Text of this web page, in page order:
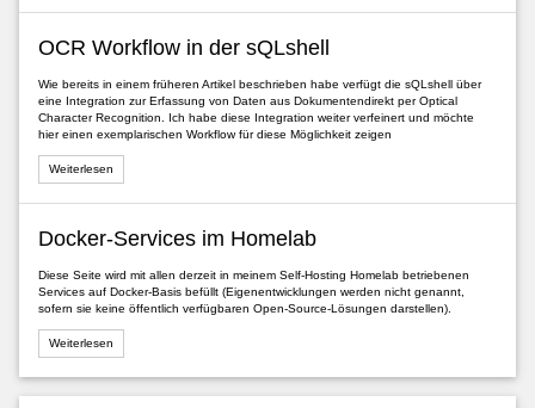
OCR Workflow in der sQLshell
Wie bereits in einem früheren Artikel beschrieben habe verfügt die sQLshell über
eine Integration zur Erfassung von Daten aus Dokumentendirekt per Optical
Character Recognition. Ich habe diese Integration weiter verfeinert und möchte
hier einen exemplarischen Workflow für diese Möglichkeit zeigen
Weiterlesen
Docker-Services im Homelab
Diese Seite wird mit allen derzeit in meinem Self-Hosting Homelab betriebenen
Services auf Docker-Basis befüllt (Eigenentwicklungen werden nicht genannt,
sofern sie keine öffentlich verfügbaren Open-Source-Lösungen darstellen).
Weiterlesen